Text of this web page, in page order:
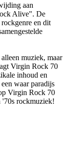
aan
Alive". De
en dit
muziek, maar
Virgin Rock 70
inhoud en
waar paradijs
Virgin Rock 70
'70s rockmuziek!